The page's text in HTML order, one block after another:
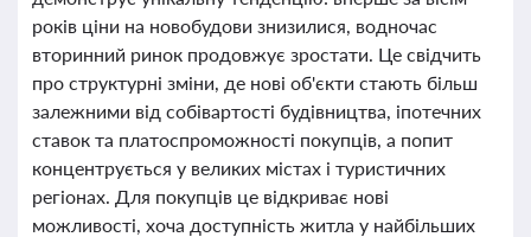
років ціни на новобудови знизилися, водночас
вторинний ринок продовжує зростати. Це свідчить
про структурні зміни, де нові об'єкти стають більш
залежними від собівартості будівництва, іпотечних
ставок та платоспроможності покупців, а попит
концентрується у великих містах і туристичних
регіонах. Для покупців це відкриває нові
можливості, хоча доступність житла у найбільших